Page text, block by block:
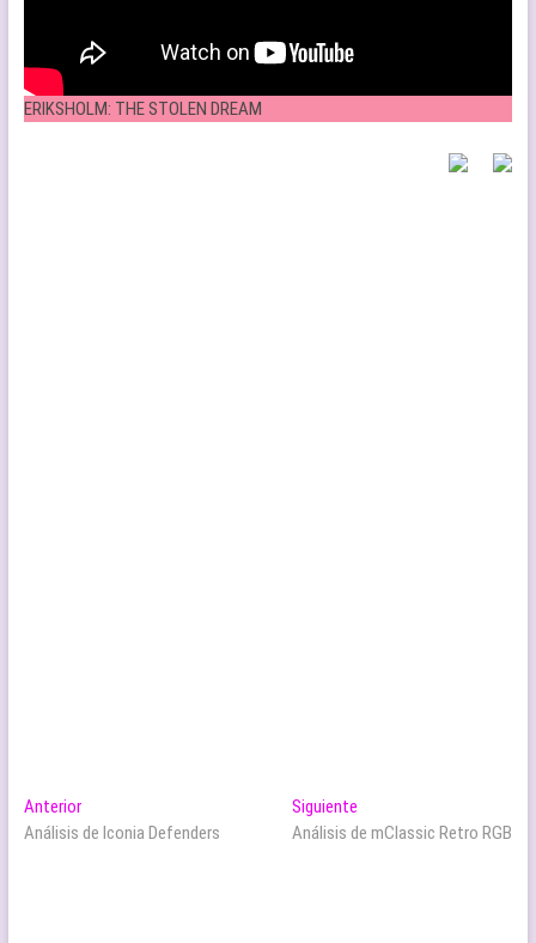
ERIKSHOLM: THE STOLEN DREAM
Navegación
de
AnteriorEntrada
anterior:
Análisis de Iconia Defenders
Siguiente
siguiente:
Análisis de mClassic Retro RGB